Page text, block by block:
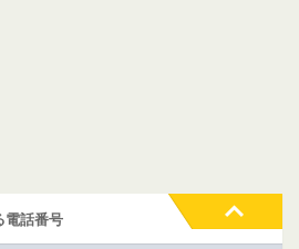
電話番号